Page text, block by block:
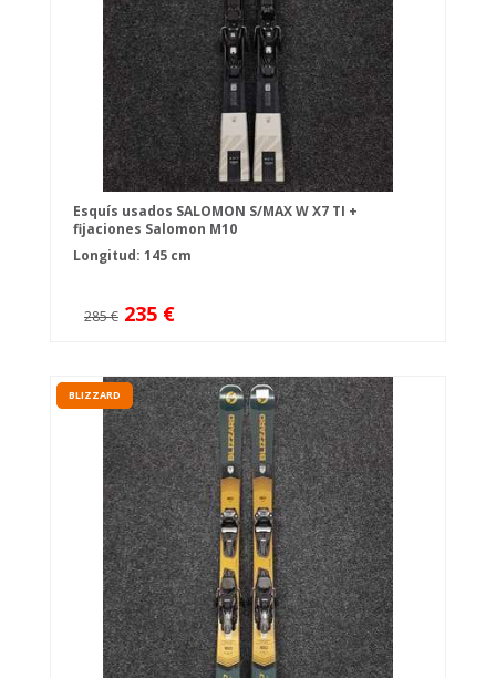
Esquís usados SALOMON S/MAX W X7 TI +
fijaciones Salomon M10
Longitud: 145 cm
285 € 235 €
BLIZZARD